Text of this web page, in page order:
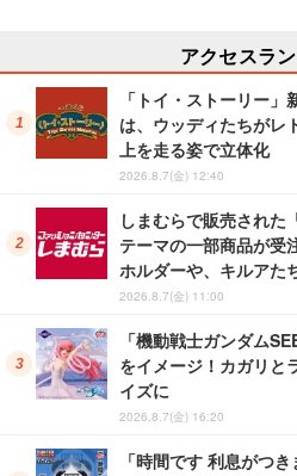
アクセスラ
「トイ・ストーリー
は、ウッディたちがレ
上を走る姿で立体化
2026.8.7(金) 12:40
しまむらで販売された
テーマの一部商品が受
ホルダーや、キルアた
2026.8.7(金) 11:00
「機動戦士ガンダム
をイメージ！カガリと
イズに
2026.8.7(金) 16:20
「時間です 利息がつ